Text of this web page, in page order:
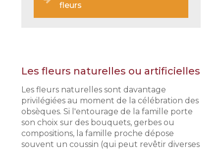
fleurs
Les fleurs naturelles ou artificielles
Les fleurs naturelles sont davantage
privilégiées au moment de la célébration des
obsèques. Si l'entourage de la famille porte
son choix sur des bouquets, gerbes ou
compositions, la famille proche dépose
souvent un coussin (qui peut revêtir diverses